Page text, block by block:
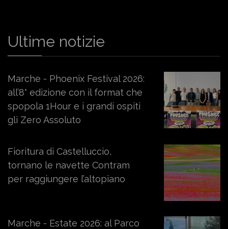
Ultime notizie
Marche - Phoenix Festival 2026:
all’8° edizione con il format che
spopola 1Hour e i grandi ospiti
gli Zero Assoluto
Fioritura di Castelluccio,
tornano le navette Contram
per raggiungere l’altopiano
Marche - Estate 2026: al Parco